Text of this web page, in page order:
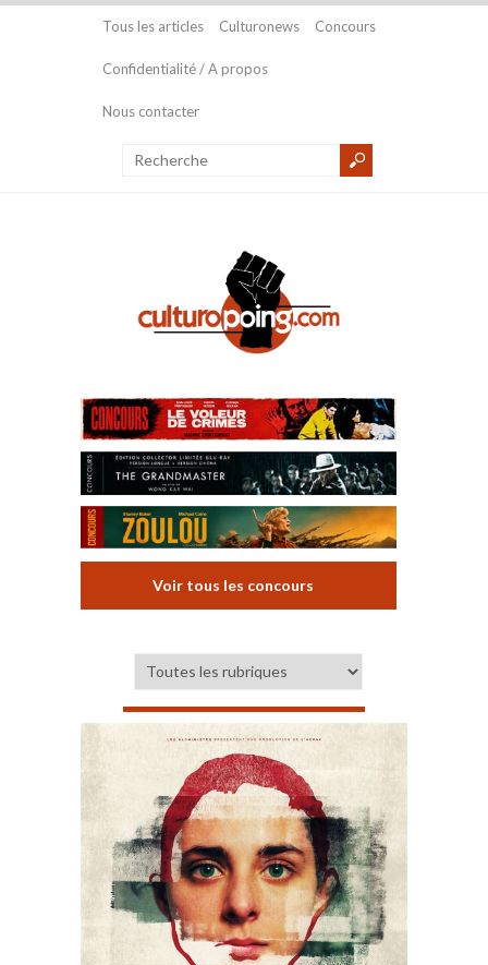
Tous les articles Culturonews Concours
Confidentialité / A propos
Nous contacter
Voir tous les concours